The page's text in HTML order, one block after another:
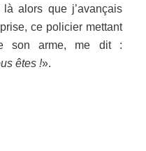
là alors que j’avançais
ce policier mettant
son arme, me dit :
êtes !».